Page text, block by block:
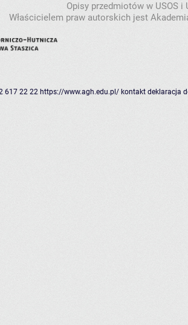
Opisy przedmiotów w USOS
Właścicielem praw autorskich jest
617 22 22 https://www.agh.edu.pl/ kontakt deklaracja